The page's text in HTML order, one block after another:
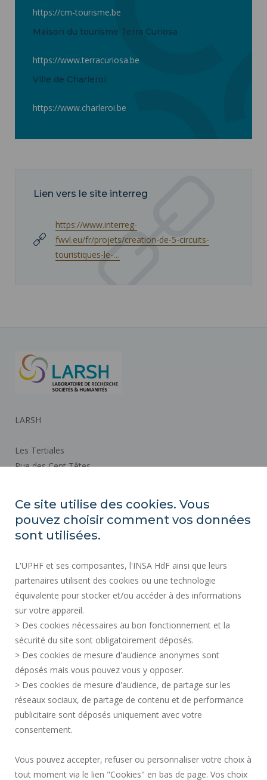
https://cm-tourisme.be
Maison du tourisme Terra Curiosa
https://www.terracuriosa.be
Ville de Charleroi
https://www.charleroi.be
Lien vers le site interreg
https://www.interreg-
fwvl.eu/fr/projets/creation-de-5-circuits-
touristiques-le-…
LARSH
Les Tertiales
Rue des Cent Têtes
Plan d'accès
SERVICES PUBLICS +
MARCHÉS PUBLICS
CRÉDITS
ESPACE PRESSE
RECRUTEMENTS
PLAN DU SITE
DONNÉES PERSONNELLES
ACCESSIBILITÉ
Requête d'amélioration
Ce site utilise des cookies. Vous
pouvez choisir comment vos données
sont utilisées.
L'UPHF et ses composantes, l'INSA HdF ainsi que leurs
partenaires utilisent des cookies ou une technologie
équivalente pour stocker et/ou accéder à des informations
sur votre appareil.
> Des cookies nécessaires au bon fonctionnement et la
sécurité du site sont obligatoirement déposés.
> Des cookies de mesure d'audience anonymes sont
déposés mais vous pouvez vous y opposer.
> Des cookies de mesure d'audience, de partage sur les
réseaux sociaux, de partage de contenu et de performance
publicitaire sont déposés uniquement avec votre
consentement.
Vous pouvez accepter, refuser ou personnaliser votre choix à
tout moment via le lien "Cookies" en bas de page. Vos choix